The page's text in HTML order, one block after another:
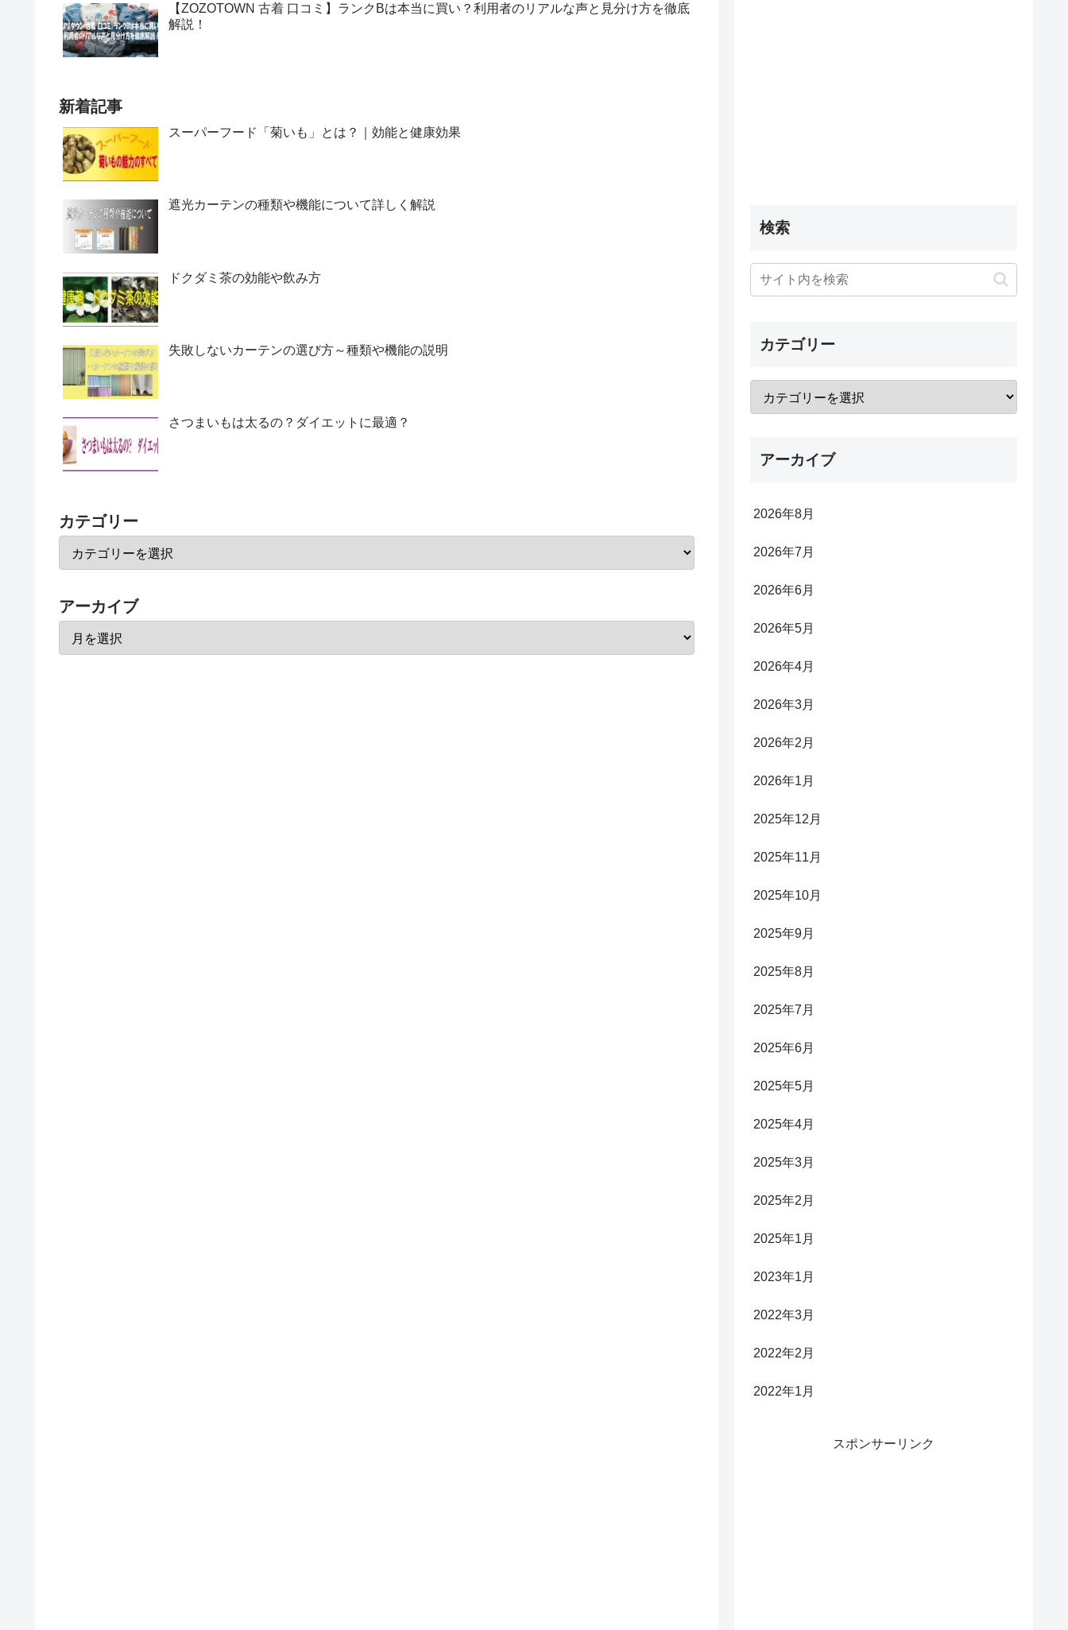
【ZOZOTOWN 古着 口コミ】ランクBは本当に買い？利用者のリアルな声と見分け方を徹底
解説！
新着記事
スーパーフード「菊いも」とは？｜効能と健康効果
遮光カーテンの種類や機能について詳しく解説
ドクダミ茶の効能や飲み方
失敗しないカーテンの選び方～種類や機能の説明
さつまいもは太るの？ダイエットに最適？
カテゴリー
アーカイブ
検索
カテゴリー
アーカイブ
2026年8月
2026年7月
2026年6月
2026年5月
2026年4月
2026年3月
2026年2月
2026年1月
2025年12月
2025年11月
2025年10月
2025年9月
2025年8月
2025年7月
2025年6月
2025年5月
2025年4月
2025年3月
2025年2月
2025年1月
2023年1月
2022年3月
2022年2月
2022年1月
スポンサーリンク